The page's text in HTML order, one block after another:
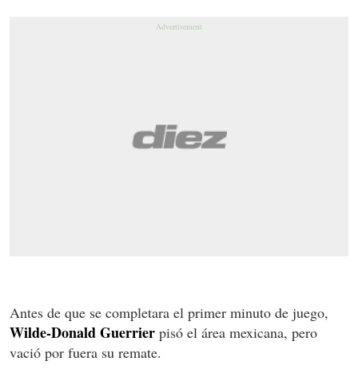
Antes de que se completara el primer minuto de juego,
Wilde-Donald Guerrier pisó el área mexicana, pero
vació por fuera su remate.